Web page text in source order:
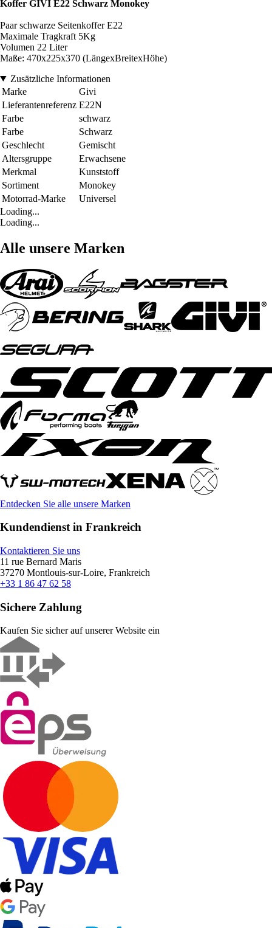
Koffer GIVI E22 Schwarz Monokey
Paar schwarze Seitenkoffer E22
Maximale Tragkraft 5Kg
Volumen 22 Liter
Maße: 470x225x370 (LängexBreitexHöhe)
Zusätzliche Informationen
Marke
Givi
Lieferantenreferenz E22N
Farbe
schwarz
Farbe
Schwarz
Geschlecht
Gemischt
Altersgruppe
Erwachsene
Merkmal
Kunststoff
Sortiment
Monokey
Motorrad-Marke
Universel
Loading...
Loading...
Alle unsere Marken
Entdecken Sie alle unsere Marken
Kundendienst in Frankreich
Kontaktieren Sie uns
11 rue Bernard Maris
37270 Montlouis-sur-Loire, Frankreich
+33 1 86 47 62 58
Sichere Zahlung
Kaufen Sie sicher auf unserer Website ein